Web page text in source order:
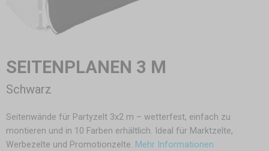
SEITENPLANEN 3 M
Schwarz
Seitenwände für Partyzelt 3x2 m – wetterfest, einfach zu
montieren und in 10 Farben erhältlich. Ideal für Marktzelte,
Werbezelte und Promotionzelte. Mehr Informationen